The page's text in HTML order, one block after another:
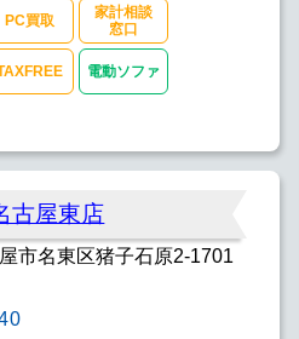
PC買取
家計相談
窓口
電動ソファ
古屋東店
市名東区猪子石原2-1701